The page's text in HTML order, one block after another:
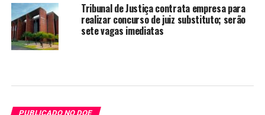
Tribunal de Justiça contrata empresa para
realizar concurso de juiz substituto; serão
sete vagas imediatas
PUBLICADO NO DOE